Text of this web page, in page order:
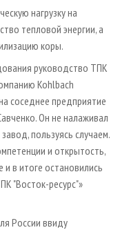
нагрузку на
тепловой энергии, а
коры.
руководство ТПК
Kohlbach
соседнее предприятие
Он не налаживал
пользуясь случаем.
и открытость,
в итоге остановились
"Восток-ресурс"»
России ввиду